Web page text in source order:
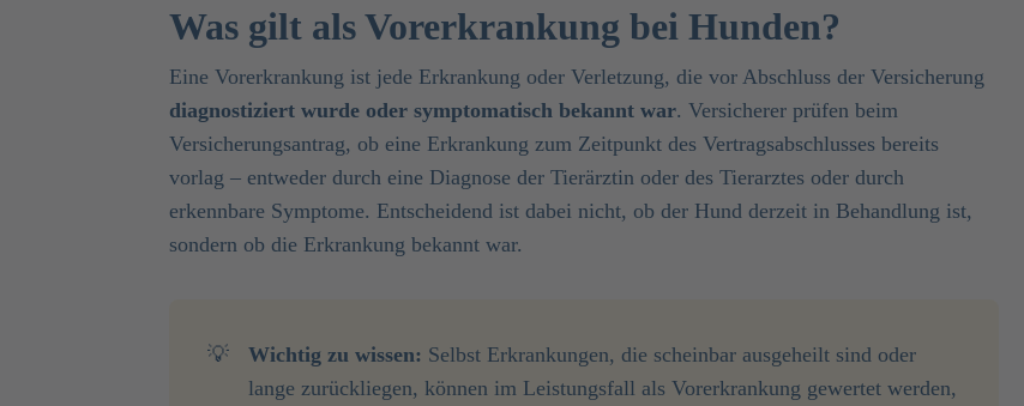
Was gilt als Vorerkrankung bei Hunden?
Eine Vorerkrankung ist jede Erkrankung oder Verletzung, die vor Abschluss der Versicherung
diagnostiziert wurde oder symptomatisch bekannt war. Versicherer prüfen beim
Versicherungsantrag, ob eine Erkrankung zum Zeitpunkt des Vertragsabschlusses bereits
vorlag – entweder durch eine Diagnose der Tierärztin oder des Tierarztes oder durch
erkennbare Symptome. Entscheidend ist dabei nicht, ob der Hund derzeit in Behandlung ist,
sondern ob die Erkrankung bekannt war.
💡 Wichtig zu wissen: Selbst Erkrankungen, die scheinbar ausgeheilt sind oder
lange zurückliegen, können im Leistungsfall als Vorerkrankung gewertet werden,